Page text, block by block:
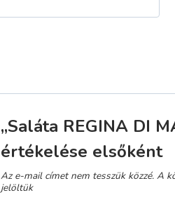
„Saláta REGINA DI
értékelése elsőként
Az e-mail címet nem tesszük közzé. A
jelöltük